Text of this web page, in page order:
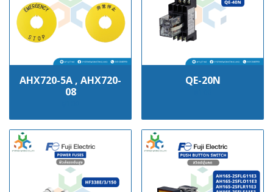
AHX720-5A , AHX720-
08
QE-20N